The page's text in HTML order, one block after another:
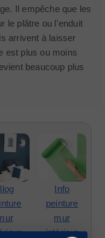
Il empêche que les
le plâtre ou l'enduit
arrivent à laisser
est plus ou moins
beaucoup plus
Info
peinture
mur
intérieur